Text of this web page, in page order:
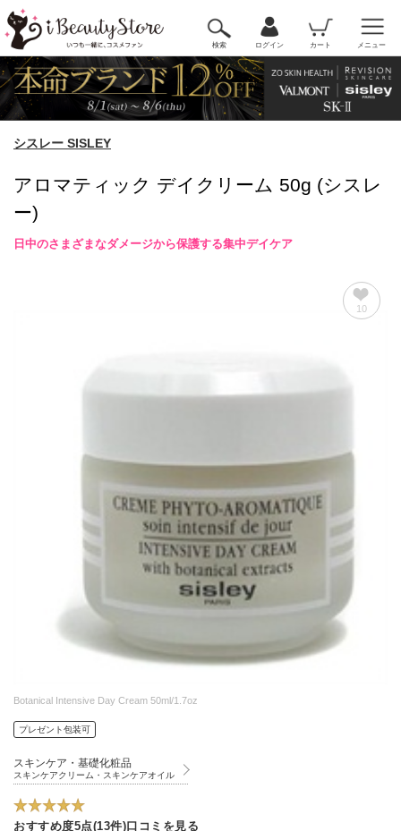
検索 ログイン カート メニュー
シスレー SISLEY
アロマティック デイクリーム 50g (シスレ
ー)
日中のさまざまなダメージから保護する集中デイケア
10
Botanical Intensive Day Cream 50ml/1.7oz
プレゼント包装可
スキンケア・基礎化粧品
スキンケアクリーム・スキンケアオイル
おすすめ度5点(13件)口コミを見る